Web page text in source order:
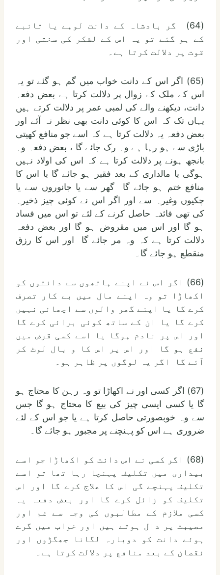
(64) اگر بادشاہ کے دانت لوہے یا تانبے
کے ہو گئے تو یہ اس کے لشکر کی سختی اور
قوت پر دلالت کرتا ہے۔
(65) اگر اس کے دانت خواب میں گم ہو گئے تو یہ
اس کے ملک کے زوال پر دلالت کرتا ہے بعض دفعہ
دانت، دیکھنے والے کی لمبی عمر پر دلالت کرتے ہیں
یہاں تک کہ اس کا کوئی دانت بھی نظر نہ آئے اور
بعض دفعہ یہ دلالت کرتا ہے کہ اسے جو منافع کھیتی
باڑی سے ہو رہا ہے وہ رک جائے گا ، بعض دفعہ وہ
بانجھ ہونے پر دلالت کرتا ہے کہ اس کی اولاد نہیں
ہوگی یا مالداری کے بعد فقیر ہو جائے گا یا اس کا
منافع ختم ہو جائے گا گھر سے یا جانوروں سے یا
چکیوں وغیرہ سے اور اگر اس نے کوئی چیز ذخیرہ
کی تھی فائدہ حاصل کرنے کے لئے تو اس میں فساد
ہو گا اور اس میں مقروض ہو گا اور بعض دفعہ
دلالت کرتا ہے کہ وہ مر جائے گا اور اس کا رزق
منقطع ہو جائے گا۔
(66) اگر اس نے اپنے ہاتھوں سے دانتوں کو
اکھاڑا تو وہ اپنے مال میں بے کار تصرف
کرے گا یا اپنے گھر والوں سے اچھائی نہیں
کرے گا یا ان کے ساتھ کوئی برائی کرے گا
اور اس پر نادم ہوگا یا اسے کسی قرض میں
نفع ہو گا اور اس پر اس کا و بال لوٹ کر
آئے گا اگر یہ لوگوں پر ظاہر ہو۔
(67) اگر کسی اور نے اکھاڑا تو وہ رہن کا محتاج ہو
گا یا کسی ایسی چیز کی بیع کا محتاج ہو گا جس
سے وہ خوبصورتی حاصل کرتا ہے یا جو اس کے لئے
ضروری ہے اس کو پہنچنے پر مجبور ہو جائے گا۔
(68) اگر کسی نے اس دانت کو اکھاڑا جو اسے
بیداری میں تکلیف پہنچا رہا تھا تو اسے
تکلیف پہنچے گی اس کا علاج کرے گا اور اس
تکلیف کو زائل کرے گا اور بعض دفعہ یہ
کسی ملازم کے مطالبوں کی وجہ سے غم اور
مصیبت پر دال ہوتے ہیں اور خواب میں گرے
ہوئے دانت کو دوبارہ لگانا جھگڑوں اور
نقصان کے بعد منافع پر دلالت کرتا ہے۔